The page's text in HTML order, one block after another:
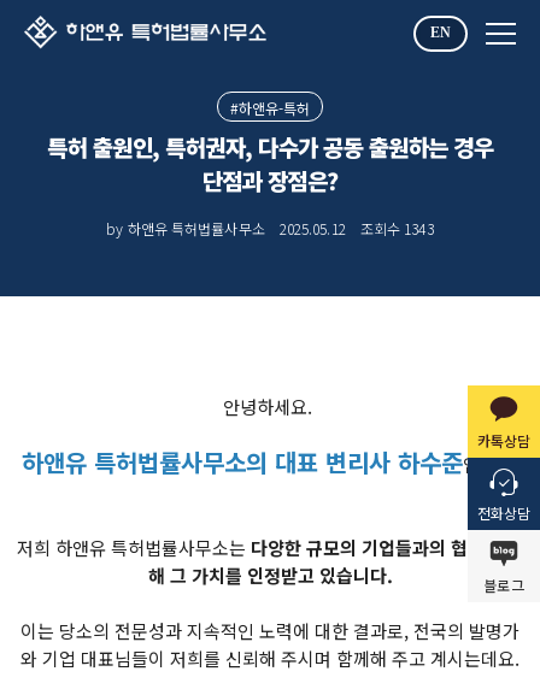
EN
카톡상담
전화상담
블로그
#하앤유-특허
특허 출원인, 특허권자, 다수가 공동 출원하는 경우
단점과 장점은?
by 하앤유 특허법률사무소 2025.05.12 조회수 1343
안녕하세요.
하앤유 특허법률사무소의 대표 변리사 하수준입니다.
저희 하앤유 특허법률사무소는 다양한 규모의 기업들과의 협력을 통
해 그 가치를 인정받고 있습니다.
이는 당소의 전문성과 지속적인 노력에 대한 결과로, 전국의 발명가
와 기업 대표님들이 저희를 신뢰해 주시며 함께해 주고 계시는데요.